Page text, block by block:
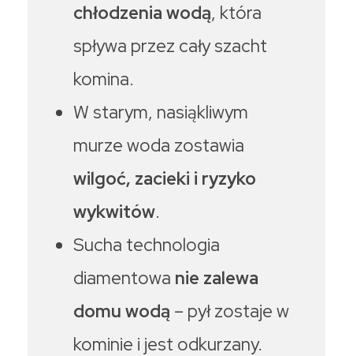
chłodzenia wodą, która
spływa przez cały szacht
komina.
W starym, nasiąkliwym
murze woda zostawia
wilgoć, zacieki i ryzyko
wykwitów.
Sucha technologia
diamentowa nie zalewa
domu wodą – pył zostaje w
kominie i jest odkurzany.